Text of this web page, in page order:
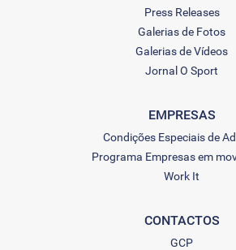
Press Releases
Galerias de Fotos
Galerias de Vídeos
Jornal O Sport
EMPRESAS
Condições Especiais de
Programa Empresas em
Work It
CONTACTOS
GCP